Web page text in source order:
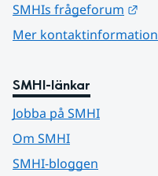
SMHIs frågeforum
Mer kontaktinformation
SMHI-länkar
Jobba på SMHI
Om SMHI
SMHI-bloggen